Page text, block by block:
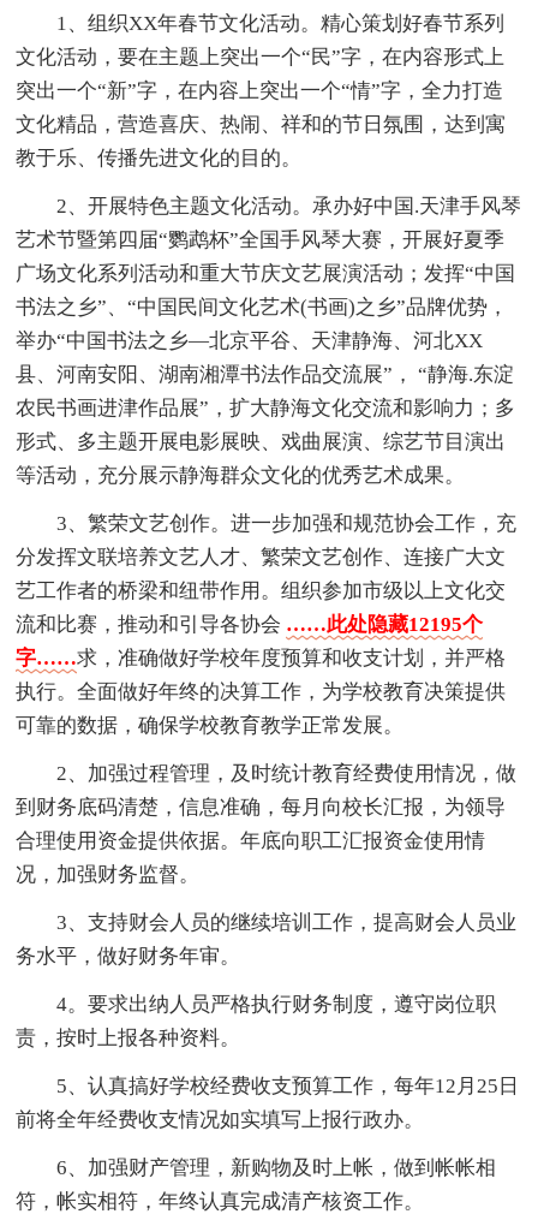
1、组织XX年春节文化活动。精心策划好春节系列
文化活动，要在主题上突出一个“民”字，在内容形式上
突出一个“新”字，在内容上突出一个“情”字，全力打造
文化精品，营造喜庆、热闹、祥和的节日氛围，达到寓
教于乐、传播先进文化的目的。
2、开展特色主题文化活动。承办好中国.天津手风琴
艺术节暨第四届“鹦鹉杯”全国手风琴大赛，开展好夏季
广场文化系列活动和重大节庆文艺展演活动；发挥“中国
书法之乡”、“中国民间文化艺术(书画)之乡”品牌优势，
举办“中国书法之乡—北京平谷、天津静海、河北XX
县、河南安阳、湖南湘潭书法作品交流展”， “静海.东淀
农民书画进津作品展”，扩大静海文化交流和影响力；多
形式、多主题开展电影展映、戏曲展演、综艺节目演出
等活动，充分展示静海群众文化的优秀艺术成果。
3、繁荣文艺创作。进一步加强和规范协会工作，充
分发挥文联培养文艺人才、繁荣文艺创作、连接广大文
艺工作者的桥梁和纽带作用。组织参加市级以上文化交
流和比赛，推动和引导各协会 ……此处隐藏12195个
字……求，准确做好学校年度预算和收支计划，并严格
执行。全面做好年终的决算工作，为学校教育决策提供
可靠的数据，确保学校教育教学正常发展。
2、加强过程管理，及时统计教育经费使用情况，做
到财务底码清楚，信息准确，每月向校长汇报，为领导
合理使用资金提供依据。年底向职工汇报资金使用情
况，加强财务监督。
3、支持财会人员的继续培训工作，提高财会人员业
务水平，做好财务年审。
4。要求出纳人员严格执行财务制度，遵守岗位职
责，按时上报各种资料。
5、认真搞好学校经费收支预算工作，每年12月25日
前将全年经费收支情况如实填写上报行政办。
6、加强财产管理，新购物及时上帐，做到帐帐相
符，帐实相符，年终认真完成清产核资工作。